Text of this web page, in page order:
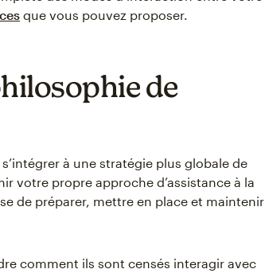
que vous pouvez proposer.
de
à une stratégie plus globale de
votre propre approche d’assistance à la
de préparer, mettre en place et maintenir
comment ils sont censés interagir avec